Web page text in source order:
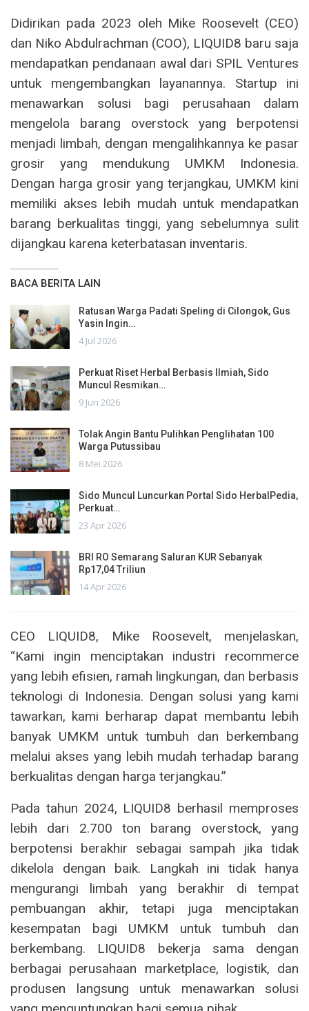
Didirikan pada 2023 oleh Mike Roosevelt (CEO)
dan Niko Abdulrachman (COO), LIQUID8 baru saja
mendapatkan pendanaan awal dari SPIL Ventures
untuk mengembangkan layanannya. Startup ini
menawarkan solusi bagi perusahaan dalam
mengelola barang overstock yang berpotensi
menjadi limbah, dengan mengalihkannya ke pasar
grosir yang mendukung UMKM Indonesia.
Dengan harga grosir yang terjangkau, UMKM kini
memiliki akses lebih mudah untuk mendapatkan
barang berkualitas tinggi, yang sebelumnya sulit
dijangkau karena keterbatasan inventaris.
BACA BERITA LAIN
Ratusan Warga Padati Speling di Cilongok, Gus
Yasin Ingin…
4 Jul 2026
Perkuat Riset Herbal Berbasis Ilmiah, Sido
Muncul Resmikan…
9 Jun 2026
Tolak Angin Bantu Pulihkan Penglihatan 100
Warga Putussibau
8 Mei 2026
Sido Muncul Luncurkan Portal Sido HerbalPedia,
Perkuat…
23 Apr 2026
BRI RO Semarang Saluran KUR Sebanyak
Rp17,04 Triliun
14 Apr 2026
CEO LIQUID8, Mike Roosevelt, menjelaskan,
“Kami ingin menciptakan industri recommerce
yang lebih efisien, ramah lingkungan, dan berbasis
teknologi di Indonesia. Dengan solusi yang kami
tawarkan, kami berharap dapat membantu lebih
banyak UMKM untuk tumbuh dan berkembang
melalui akses yang lebih mudah terhadap barang
berkualitas dengan harga terjangkau.”
Pada tahun 2024, LIQUID8 berhasil memproses
lebih dari 2.700 ton barang overstock, yang
berpotensi berakhir sebagai sampah jika tidak
dikelola dengan baik. Langkah ini tidak hanya
mengurangi limbah yang berakhir di tempat
pembuangan akhir, tetapi juga menciptakan
kesempatan bagi UMKM untuk tumbuh dan
berkembang. LIQUID8 bekerja sama dengan
berbagai perusahaan marketplace, logistik, dan
produsen langsung untuk menawarkan solusi